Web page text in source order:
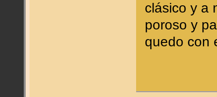
clásico y a
poroso y
quedo con